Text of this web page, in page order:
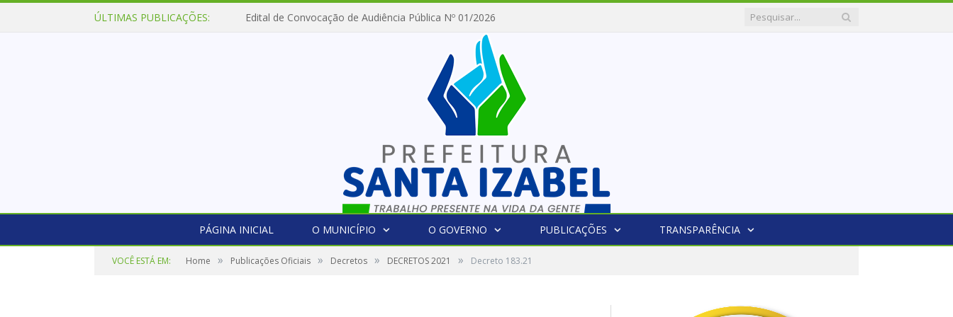
ÚLTIMAS PUBLICAÇÕES: Edital de Convocação de Audiência Pública Nº 01/2026
PÁGINA INICIAL O MUNICÍPIO O GOVERNO PUBLICAÇÕES TRANSPARÊNCIA
VOCÊ ESTÁ EM: Home » Publicações Oficiais » Decretos » DECRETOS 2021 » Decreto 183.21